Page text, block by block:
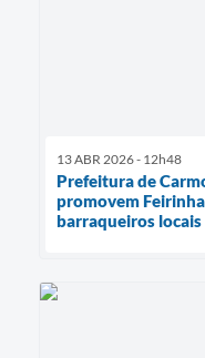
13 ABR 2026 - 12h48
Prefeitura de
promovem
barraqueiros locais